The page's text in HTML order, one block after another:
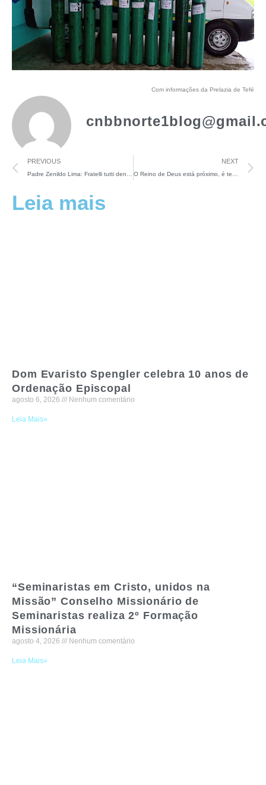
Leia mais
Dom Evaristo Spengler celebra 10 anos de
Ordenação Episcopal
agosto 6, 2026 Nenhum comentário
Leia Mais»
“Seminaristas em Cristo, unidos na
Missão” Conselho Missionário de
Seminaristas realiza 2º Formação
Missionária
agosto 4, 2026 Nenhum comentário
Leia Mais»
Com informações da Prelazia de Tefé
PREVIOUS NEXT